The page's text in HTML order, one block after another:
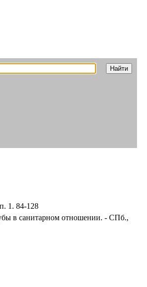
1. 84-128
в санитарном отношении. - СПб.,